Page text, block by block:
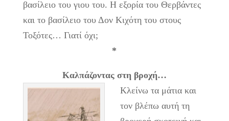
βασίλειο του γιου του. Η εξορία του Θερβάντες
και το βασίλειο του Δον Κιχότη του στους
Τοξότες… Γιατί όχι;
*
Καλπάζοντας στη βροχή…
Κλείνω τα μάτια και
τον βλέπω αυτή τη